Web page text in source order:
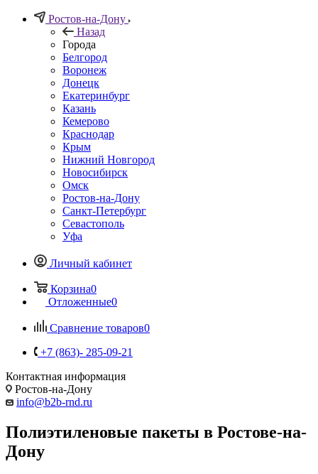
Ростов-на-Дону
Назад
Города
Белгород
Воронеж
Донецк
Екатеринбург
Казань
Кемерово
Краснодар
Крым
Нижний Новгород
Новосибирск
Омск
Ростов-на-Дону
Санкт-Петербург
Севастополь
Уфа
Личный кабинет
Корзина0
Отложенные0
Сравнение товаров0
+7 (863)- 285-09-21
Контактная информация
Ростов-на-Дону
info@b2b-rnd.ru
Полиэтиленовые пакеты в Ростове-на-
Дону